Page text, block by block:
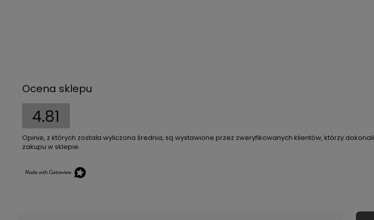
Ocena sklepu
4.81
Opinie, z których została wyliczona średnia, są wystawione przez zweryfikowanych klientów, którzy dokonali
zakupu w sklepie.